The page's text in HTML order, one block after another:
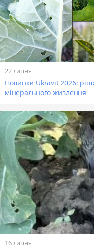
22 липня
Новинки Ukravit 2026:
мінерального живлення
16 липня